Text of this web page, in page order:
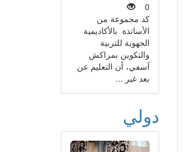
0
كد مجموعة من
الأساتذة بالأكاديمية
الجهوية للتربية
والتكوين بمراكش
آسفي، أن التعليم عن
بعد غير ...
دولي